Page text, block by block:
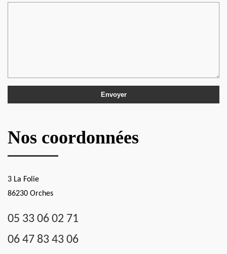
Nos coordonnées
3 La Folie
86230 Orches
05 33 06 02 71
06 47 83 43 06